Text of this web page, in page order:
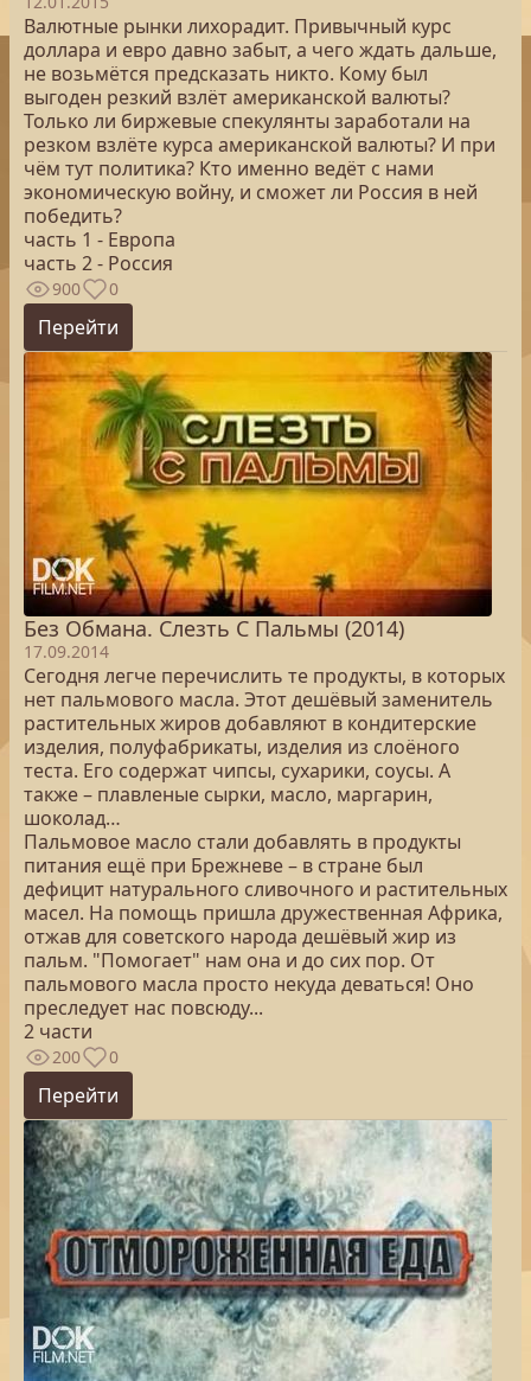
Валютные рынки лихорадит. Привычный курс
доллара и евро давно забыт, а чего ждать дальше,
не возьмётся предсказать никто. Кому был
выгоден резкий взлёт американской валюты?
Только ли биржевые спекулянты заработали на
резком взлёте курса американской валюты? И при
чём тут политика? Кто именно ведёт с нами
экономическую войну, и сможет ли Россия в ней
победить?
часть 1 - Европа
часть 2 - Россия
900 0
Перейти
Без Обмана. Слезть С Пальмы (2014)
17.09.2014
Сегодня легче перечислить те продукты, в которых
нет пальмового масла. Этот дешёвый заменитель
растительных жиров добавляют в кондитерские
изделия, полуфабрикаты, изделия из слоёного
теста. Его содержат чипсы, сухарики, соусы. А
также – плавленые сырки, масло, маргарин,
шоколад…
Пальмовое масло стали добавлять в продукты
питания ещё при Брежневе – в стране был
дефицит натурального сливочного и растительных
масел. На помощь пришла дружественная Африка,
отжав для советского народа дешёвый жир из
пальм. "Помогает" нам она и до сих пор. От
пальмового масла просто некуда деваться! Оно
преследует нас повсюду...
2 части
200 0
Перейти